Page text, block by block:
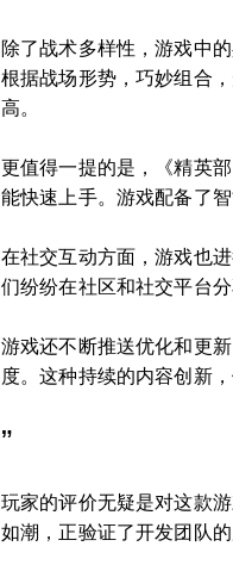
除了战术多样性，游戏中
根据战场形势，巧妙组合
高。
更值得一提的是，《精英
能快速上手。游戏配备了
在社交互动方面，游戏也
们纷纷在社区和社交平台
游戏还不断推送优化和更
度。这种持续的内容创新
”
玩家的评价无疑是对这款
如潮，正验证了开发团队